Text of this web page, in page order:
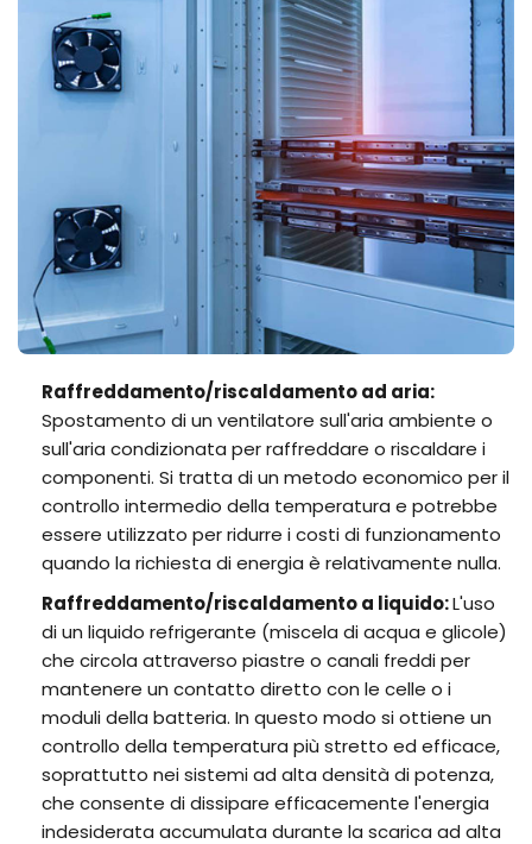
Raffreddamento/riscaldamento ad aria:
Spostamento di un ventilatore sull'aria ambiente o
sull'aria condizionata per raffreddare o riscaldare i
componenti. Si tratta di un metodo economico per il
controllo intermedio della temperatura e potrebbe
essere utilizzato per ridurre i costi di funzionamento
quando la richiesta di energia è relativamente nulla.
Raffreddamento/riscaldamento a liquido:L'uso
di un liquido refrigerante (miscela di acqua e glicole)
che circola attraverso piastre o canali freddi per
mantenere un contatto diretto con le celle o i
moduli della batteria. In questo modo si ottiene un
controllo della temperatura più stretto ed efficace,
soprattutto nei sistemi ad alta densità di potenza,
che consente di dissipare efficacemente l'energia
indesiderata accumulata durante la scarica ad alta